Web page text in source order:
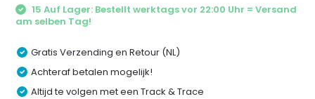
15 Auf Lager: Bestellt werktags vor 22:00 Uhr = Versand
am selben Tag!
Gratis Verzending en Retour (NL)
Achteraf betalen mogelijk!
Altijd te volgen met een Track & Trace